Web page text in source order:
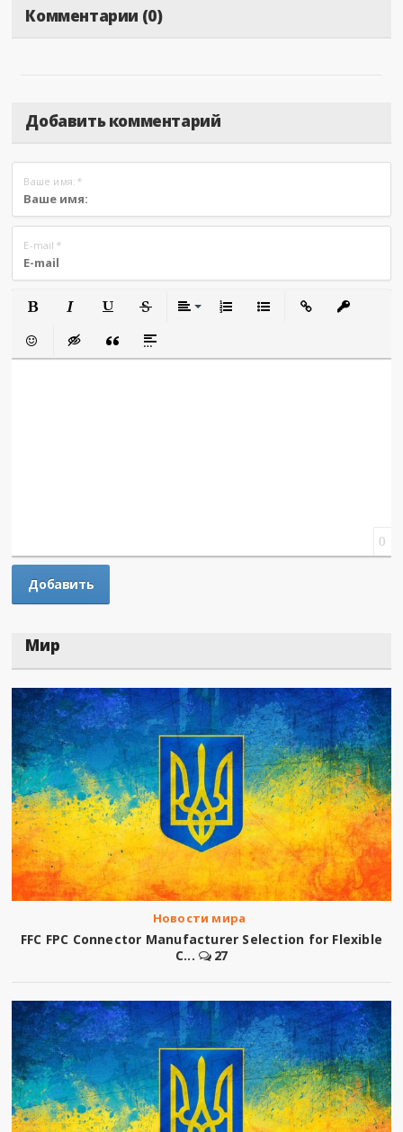
Комментарии (0)
Добавить комментарий
Ваше имя: *
E-mail *
Вставить смайлик
Вставка скрытого текста
Вставка цитаты
Вставка спойлера
0
Мир
Новости мира
FFC FPC Connector Manufacturer Selection for Flexible
C...
27